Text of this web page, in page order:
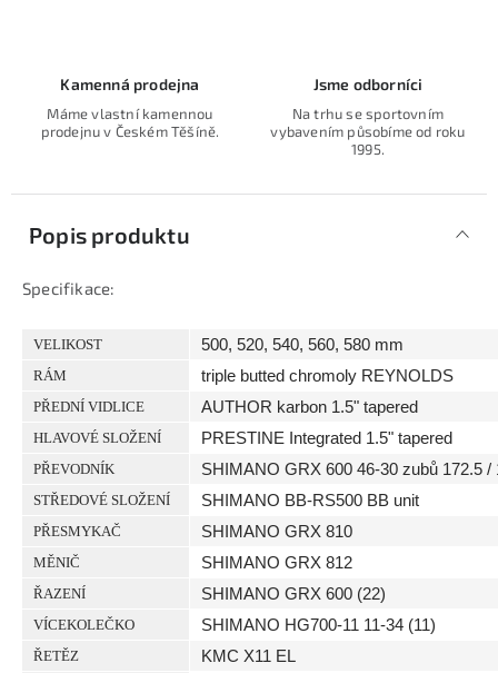
Kamenná prodejna
Máme vlastní kamennou
prodejnu v Českém Těšíně.
Jsme odborníci
Na trhu se sportovním
vybavením působíme od roku
1995.
Popis produktu
Specifikace:
VELIKOST 500, 520, 540, 560, 580 mm
RÁM triple butted chromoly REYNOLDS
PŘEDNÍ VIDLICE AUTHOR karbon 1.5" tapered
HLAVOVÉ SLOŽENÍ PRESTINE Integrated 1.5" tapered
PŘEVODNÍK SHIMANO GRX 600 46-30 zubů 172.5
STŘEDOVÉ SLOŽENÍ SHIMANO BB-RS500 BB unit
PŘESMYKAČ SHIMANO GRX 810
MĚNIČ SHIMANO GRX 812
ŘAZENÍ SHIMANO GRX 600 (22)
VÍCEKOLEČKO SHIMANO HG700-11 11-34 (11)
ŘETĚZ KMC X11 EL